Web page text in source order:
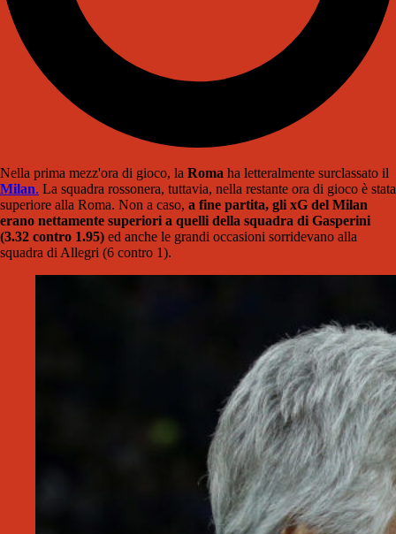
Nella prima mezz'ora di gioco, la Roma ha letteralmente surclassato il
Milan. La squadra rossonera, tuttavia, nella restante ora di gioco è stata
superiore alla Roma. Non a caso, a fine partita, gli xG del Milan
erano nettamente superiori a quelli della squadra di Gasperini
(3.32 contro 1.95) ed anche le grandi occasioni sorridevano alla
squadra di Allegri (6 contro 1).